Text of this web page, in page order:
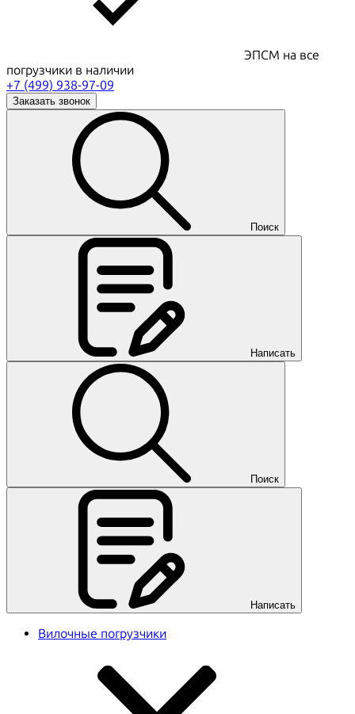
ЭПСМ на все
погрузчики в наличии
+7 (499) 938-97-09
Заказать звонок
Поиск
Написать
Поиск
Написать
Вилочные погрузчики